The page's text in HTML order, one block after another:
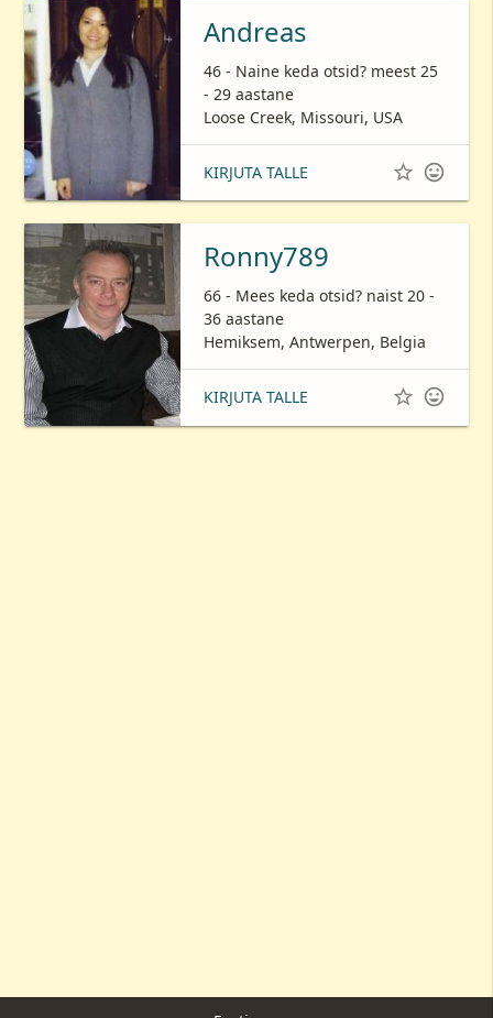
Andreas
46 - Naine keda otsid? meest 25
- 29 aastane
Loose Creek, Missouri, USA
KIRJUTA TALLE  
Ronny789
66 - Mees keda otsid? naist 20 -
36 aastane
Hemiksem, Antwerpen, Belgia
KIRJUTA TALLE  